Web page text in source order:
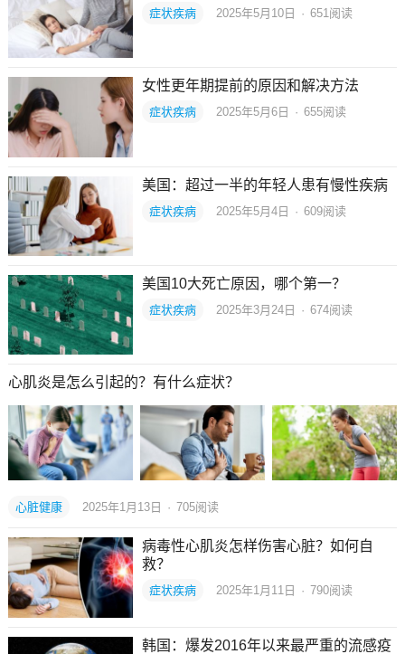
症状疾病 2025年5月10日 · 651 阅读
女性更年期提前的原因和解决方法
症状疾病 2025年5月6日 · 655阅读
美国：超过一半的年轻人患有慢性疾病
症状疾病 2025年5月4日 · 609阅读
美国10大死亡原因，哪个第一？
症状疾病 2025年3月24日 · 674阅读
心肌炎是怎么引起的？有什么症状？
心脏健康 2025年1月13日 · 705阅读
病毒性心肌炎怎样伤害心脏？如何自
救？
症状疾病 2025年1月11日 · 790阅读
韩国：爆发2016年以来最严重的流感疫